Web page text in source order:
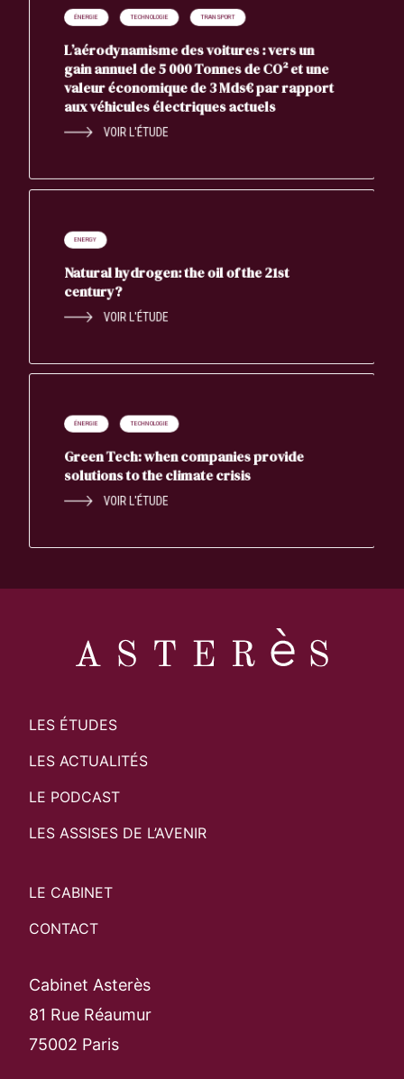
ÉNERGIE TECHNOLOGIE TRANSPORT
L’aérodynamisme des voitures : vers un
gain annuel de 5 000 Tonnes de CO² et une
valeur économique de 3 Mds€ par rapport
aux véhicules électriques actuels
VOIR L'ÉTUDE
ENERGY
Natural hydrogen: the oil of the 21st
century?
VOIR L'ÉTUDE
ÉNERGIE TECHNOLOGIE
Green Tech: when companies provide
solutions to the climate crisis
VOIR L'ÉTUDE
LES ÉTUDES
LES ACTUALITÉS
LE PODCAST
LES ASSISES DE L’AVENIR
LE CABINET
CONTACT
Cabinet Asterès
81 Rue Réaumur
75002 Paris